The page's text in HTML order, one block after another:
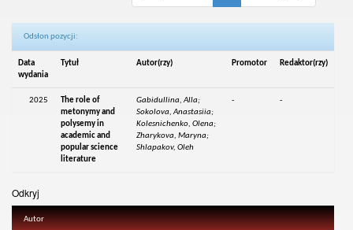
Odsłon pozycji:
Data
wydania
Tytuł Autor(rzy) Promotor Redaktor(rzy)
2025
The role of
metonymy and
polysemy in
academic and
popular science
literature
Gabidullina, Alla;
Sokolova, Anastasiia;
Kolesnichenko, Olena;
Zharykova, Maryna;
Shlapakov, Oleh
- -
Odkryj
Autor